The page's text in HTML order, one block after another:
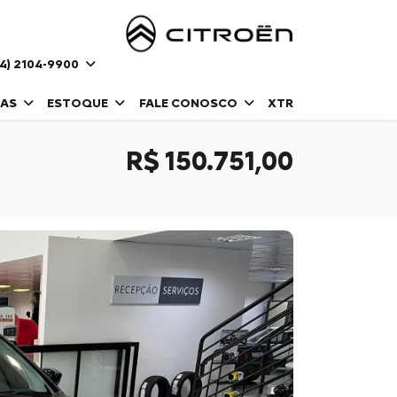
2104-9900
ESTOQUE FALE CONOSCO XTR
R$ 150.751,00